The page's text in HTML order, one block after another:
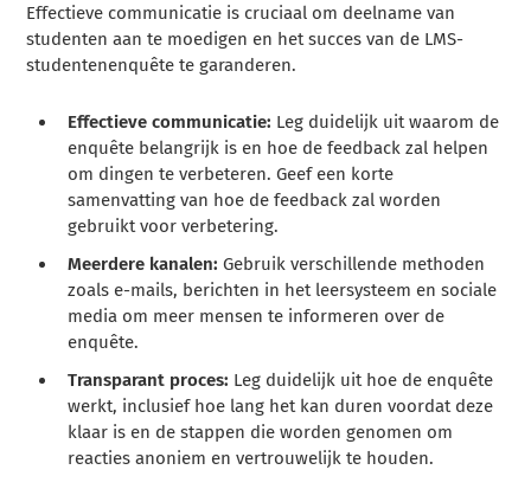
Effectieve communicatie is cruciaal om deelname van
studenten aan te moedigen en het succes van de LMS-
studentenenquête te garanderen.
Effectieve communicatie: Leg duidelijk uit waarom de
enquête belangrijk is en hoe de feedback zal helpen
om dingen te verbeteren. Geef een korte
samenvatting van hoe de feedback zal worden
gebruikt voor verbetering.
Meerdere kanalen: Gebruik verschillende methoden
zoals e-mails, berichten in het leersysteem en sociale
media om meer mensen te informeren over de
enquête.
Transparant proces: Leg duidelijk uit hoe de enquête
werkt, inclusief hoe lang het kan duren voordat deze
klaar is en de stappen die worden genomen om
reacties anoniem en vertrouwelijk te houden.